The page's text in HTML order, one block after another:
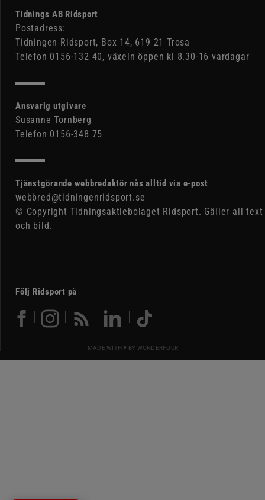
Tidnings AB Ridsport
Postadress:
Tidningen Ridsport, Box 14, 619 21 Trosa
Telefon 0156-132 40, växeln öppen kl 8.30-16 vardagar
Ansvarig utgivare
Susanne Tornberg
Telefon 0156-348 75
Tjänstgörande webbredaktör nås alltid via e-post
webbred@tidningenridsport.se
© Copyright Tidningsaktiebolaget Ridsport. Gäller all text
och bild.
Följ Ridsport på
MADE WITH ♥ BY WONDERFOUR